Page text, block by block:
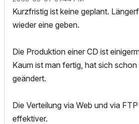
Kurzfristig ist keine geplant.
wieder eine geben.
Die Produktion einer CD ist
Kaum ist man fertig, hat sich
geändert.
Die Verteilung via Web und via
effektiver.